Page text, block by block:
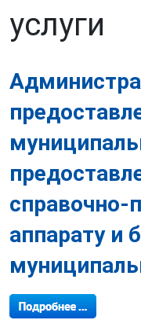
услуги
справочно-
аппарату и